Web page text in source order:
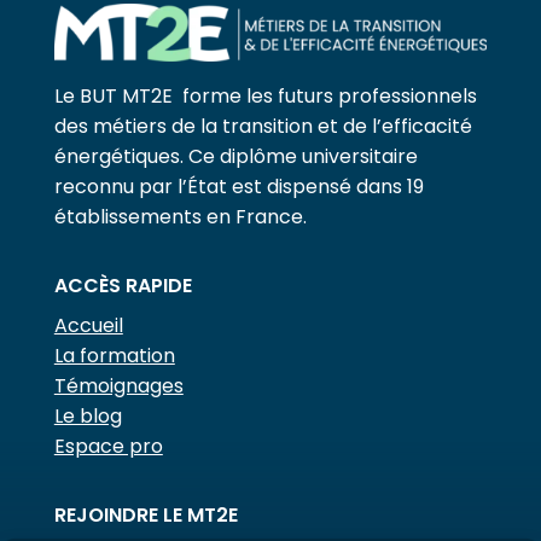
Le BUT MT2E forme les futurs professionnels
des métiers de la transition et de l’efficacité
énergétiques. Ce diplôme universitaire
reconnu par l’État est dispensé dans 19
établissements en France.
ACCÈS RAPIDE
Accueil
La formation
Témoignages
Le blog
Espace pro
REJOINDRE LE MT2E